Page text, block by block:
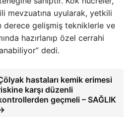
mevzuatına uyularak, yetkili
derece gelişmiş tekniklerle ve
hazırlanıp özel cerrahi
dedi.
hastaları kemik erimesi
karşı düzenli
geçmeli – SAĞLIK